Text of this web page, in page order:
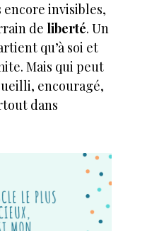
encore invisibles,
de liberté. Un
qu’à soi et
Mais qui peut
encouragé,
dans